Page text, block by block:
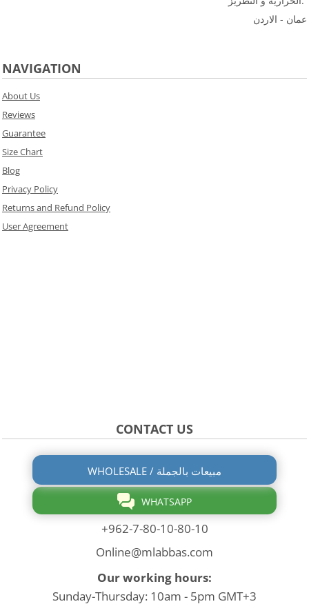
عمان - الاردن
NAVIGATION
About Us
Reviews
Guarantee
Size Chart
Blog
Privacy Policy
Returns and Refund Policy
User Agreement
CONTACT US
WHOLESALE / مبيعات بالجملة
WHATSAPP
+962-7-80-10-80-10
Online@mlabbas.com
Our working hours:
Sunday-Thursday: 10am - 5pm GMT+3